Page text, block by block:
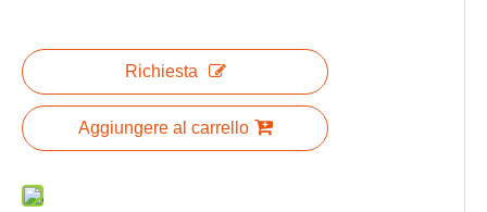
Richiesta
Aggiungere al carrello